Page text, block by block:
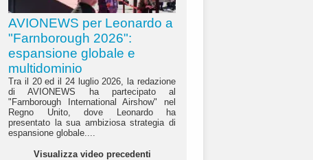
AVIONEWS per Leonardo a
"Farnborough 2026":
espansione globale e
multidominio
Tra il 20 ed il 24 luglio 2026, la redazione
di AVIONEWS ha partecipato al
"Farnborough International Airshow" nel
Regno Unito, dove Leonardo ha
presentato la sua ambiziosa strategia di
espansione globale....
Visualizza video precedenti